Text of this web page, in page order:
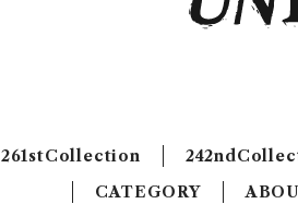
261stCollection
CATEGORY